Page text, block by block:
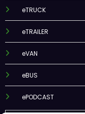
eTRUCK
eTRAILER
eVAN
eBUS
ePODCAST